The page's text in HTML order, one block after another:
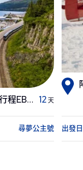
阿拉斯加州丹奈利探險家之旅-行程EB4 8天 12 天
尋夢公主號 出發